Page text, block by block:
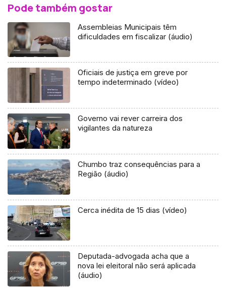
Pode também gostar
Assembleias Municipais têm
dificuldades em fiscalizar (áudio)
Oficiais de justiça em greve por
tempo indeterminado (vídeo)
Governo vai rever carreira dos
vigilantes da natureza
Chumbo traz consequências para a
Região (áudio)
Cerca inédita de 15 dias (vídeo)
Deputada-advogada acha que a
nova lei eleitoral não será aplicada
(áudio)